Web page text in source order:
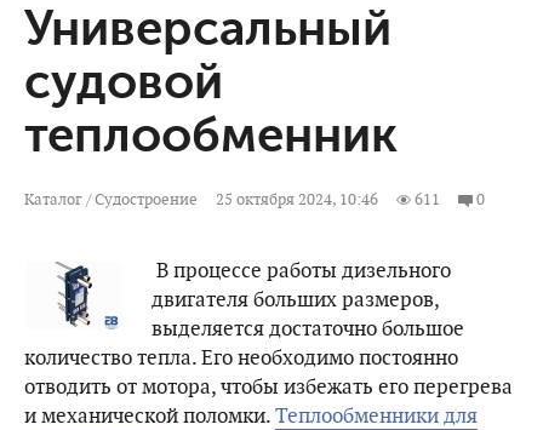
Универсальный
судовой
теплообменник
Каталог/Судостроение 25 октября 2024, 10:46 611 0
В процессе работы дизельного
двигателя больших размеров,
выделяется достаточно большое
количество тепла. Его необходимо постоянно
отводить от мотора, чтобы избежать его перегрева
и механической поломки.Теплообменники для